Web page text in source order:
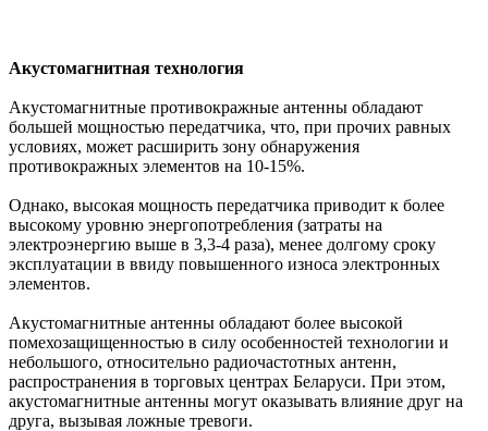
Акустомагнитная технология
Акустомагнитные противокражные антенны обладают
большей мощностью передатчика, что, при прочих равных
условиях, может расширить зону обнаружения
противокражных элементов на 10-15%.
Однако, высокая мощность передатчика приводит к более
высокому уровню энергопотребления (затраты на
электроэнергию выше в 3,3-4 раза), менее долгому сроку
эксплуатации в ввиду повышенного износа электронных
элементов.
Акустомагнитные антенны обладают более высокой
помехозащищенностью в силу особенностей технологии и
небольшого, относительно радиочастотных антенн,
распространения в торговых центрах Беларуси. При этом,
акустомагнитные антенны могут оказывать влияние друг на
друга, вызывая ложные тревоги.